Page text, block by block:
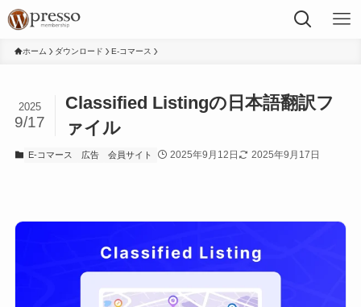
ホーム ダウンロード E-コマース
Classified Listingの日本語翻訳フ
ァイル
2025
9/17
E-コマース 広告 会員サイト 2025年9月12日 2025年9月17日